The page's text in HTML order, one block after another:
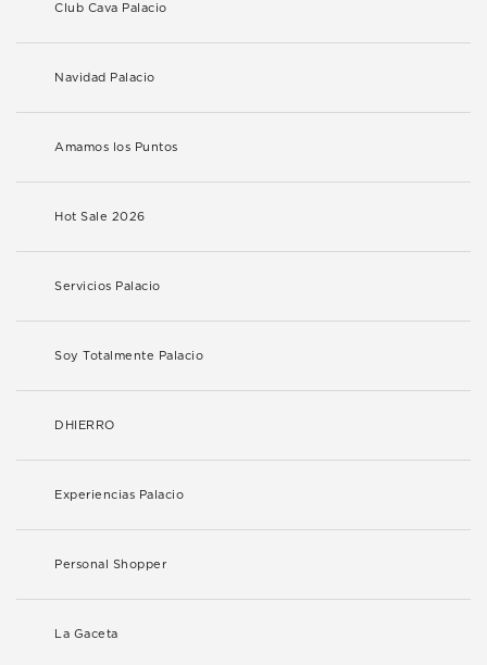
Club Cava Palacio
Navidad Palacio
Amamos los Puntos
Hot Sale 2026
Servicios Palacio
Soy Totalmente Palacio
DHIERRO
Experiencias Palacio
Personal Shopper
La Gaceta